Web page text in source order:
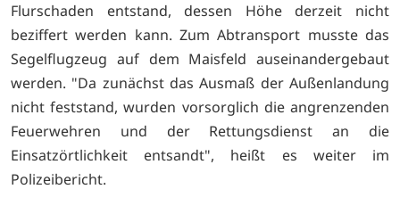
Flurschaden entstand, dessen Höhe derzeit nicht
beziffert werden kann. Zum Abtransport musste das
Segelflugzeug auf dem Maisfeld auseinandergebaut
werden. "Da zunächst das Ausmaß der Außenlandung
nicht feststand, wurden vorsorglich die angrenzenden
Feuerwehren und der Rettungsdienst an die
Einsatzörtlichkeit entsandt", heißt es weiter im
Polizeibericht.